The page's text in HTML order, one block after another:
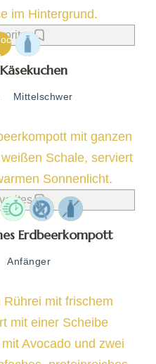
Mittelschwer
Erdbeerkompott
Anfänger